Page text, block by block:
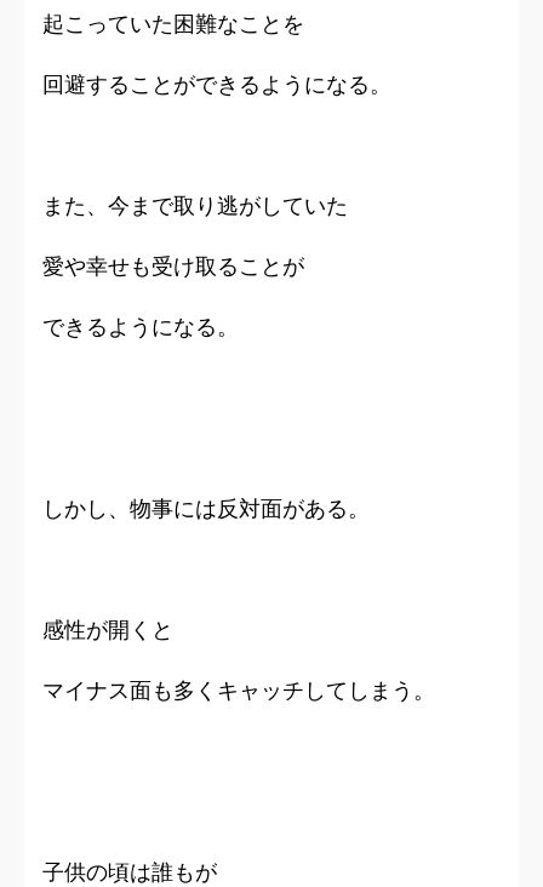
起こっていた困難なことを
回避することができるようになる。
また、今まで取り逃がしていた
愛や幸せも受け取ることが
できるようになる。
しかし、物事には反対面がある。
感性が開くと
マイナス面も多くキャッチしてしまう。
子供の頃は誰もが